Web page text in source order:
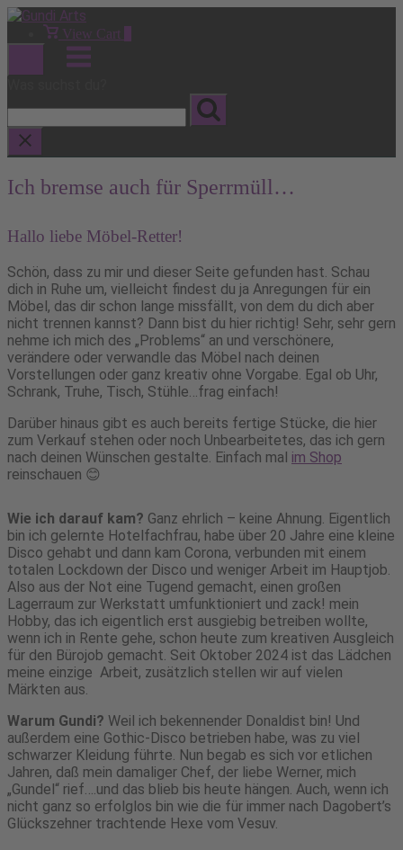
Skip
content
View
shopping
View Cart
Menu
Ich bremse auch für Sperrmüll…
Hallo liebe Möbel-Retter!
Schön, dass zu mir und dieser Seite gefunden hast. Schau
dich in Ruhe um, vielleicht findest du ja Anregungen für ein
Möbel, das dir schon lange missfällt, von dem du dich aber
nicht trennen kannst? Dann bist du hier richtig! Sehr, sehr gern
nehme ich mich des „Problems“ an und verschönere,
verändere oder verwandle das Möbel nach deinen
Vorstellungen oder ganz kreativ ohne Vorgabe. Egal ob Uhr,
Schrank, Truhe, Tisch, Stühle…frag einfach!
Darüber hinaus gibt es auch bereits fertige Stücke, die hier
zum Verkauf stehen oder noch Unbearbeitetes, das ich gern
nach deinen Wünschen gestalte. Einfach mal im Shop
reinschauen 😊
Wie ich darauf kam? Ganz ehrlich – keine Ahnung. Eigentlich
bin ich gelernte Hotelfachfrau, habe über 20 Jahre eine kleine
Disco gehabt und dann kam Corona, verbunden mit einem
totalen Lockdown der Disco und weniger Arbeit im Hauptjob.
Also aus der Not eine Tugend gemacht, einen großen
Lagerraum zur Werkstatt umfunktioniert und zack! mein
Hobby, das ich eigentlich erst ausgiebig betreiben wollte,
wenn ich in Rente gehe, schon heute zum kreativen Ausgleich
für den Bürojob gemacht. Seit Oktober 2024 ist das Lädchen
meine einzige Arbeit, zusätzlich stellen wir auf vielen
Märkten aus.
Warum Gundi? Weil ich bekennender Donaldist bin! Und
außerdem eine Gothic-Disco betrieben habe, was zu viel
schwarzer Kleidung führte. Nun begab es sich vor etlichen
Jahren, daß mein damaliger Chef, der liebe Werner, mich
„Gundel“ rief….und das blieb bis heute hängen. Auch, wenn ich
nicht ganz so erfolglos bin wie die für immer nach Dagobert’s
Glückszehner trachtende Hexe vom Vesuv.